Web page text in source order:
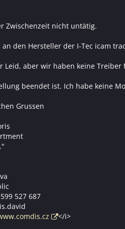
Zwischenzeit nicht untätig.
an den Hersteller der I-Tec icam
Leid, aber wir haben keine
beendet ist. Ich habe keine
Grussen
527 687
</i>